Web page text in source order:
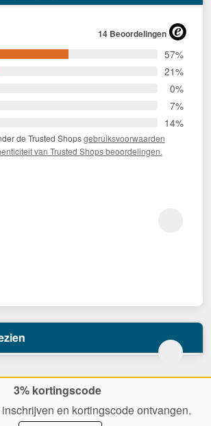
14 Beoordelingen
57%
21%
0%
7%
14%
de Trusted Shopsgebruiksvoorwaarden
van Trusted Shops beoordelingen.
3% kortingscode
en kortingscode ontvangen.